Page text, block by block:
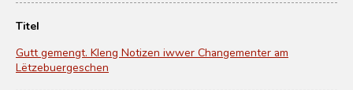
Titel
Gutt gemengt. Kleng Notizen iwwer Changementer am
Lëtzebuergeschen